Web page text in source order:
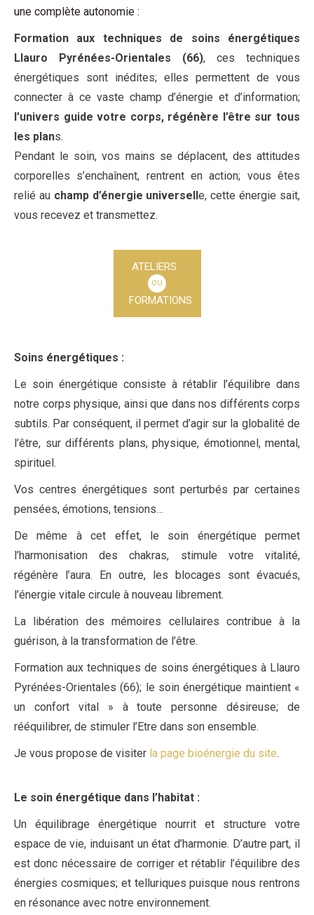
une complète autonomie :
Formation aux techniques de soins énergétiques
Llauro Pyrénées-Orientales (66), ces techniques
énergétiques sont inédites; elles permettent de vous
connecter à ce vaste champ d’énergie et d’information;
l’univers guide votre corps, régénère l’être sur tous
les plans.
Pendant le soin, vos mains se déplacent, des attitudes
corporelles s’enchaînent, rentrent en action; vous êtes
relié au champ d’énergie universelle, cette énergie sait,
vous recevez et transmettez.
ATELIERS
OU
FORMATIONS
Soins énergétiques :
Le soin énergétique consiste à rétablir l’équilibre dans
notre corps physique, ainsi que dans nos différents corps
subtils. Par conséquent, il permet d’agir sur la globalité de
l’être, sur différents plans, physique, émotionnel, mental,
spirituel.
Vos centres énergétiques sont perturbés par certaines
pensées, émotions, tensions…
De même à cet effet, le soin énergétique permet
l’harmonisation des chakras, stimule votre vitalité,
régénère l’aura. En outre, les blocages sont évacués,
l’énergie vitale circule à nouveau librement.
La libération des mémoires cellulaires contribue à la
guérison, à la transformation de l’être.
Formation aux techniques de soins énergétiques à Llauro
Pyrénées-Orientales (66); le soin énergétique maintient «
un confort vital » à toute personne désireuse; de
rééquilibrer, de stimuler l’Etre dans son ensemble.
Je vous propose de visiter la page bioénergie du site.
Le soin énergétique dans l’habitat :
Un équilibrage énergétique nourrit et structure votre
espace de vie, induisant un état d’harmonie. D’autre part, il
est donc nécessaire de corriger et rétablir l’équilibre des
énergies cosmiques; et telluriques puisque nous rentrons
en résonance avec notre environnement.